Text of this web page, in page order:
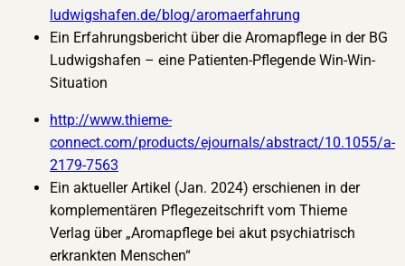
ludwigshafen.de/blog/aromaerfahrung
Ein Erfahrungsbericht über die Aromapflege in der BG
Ludwigshafen – eine Patienten-Pflegende Win-Win-
Situation
http://www.thieme-
connect.com/products/ejournals/abstract/10.1055/a-
2179-7563
Ein aktueller Artikel (Jan. 2024) erschienen in der
komplementären Pflegezeitschrift vom Thieme
Verlag über „Aromapflege bei akut psychiatrisch
erkrankten Menschen“